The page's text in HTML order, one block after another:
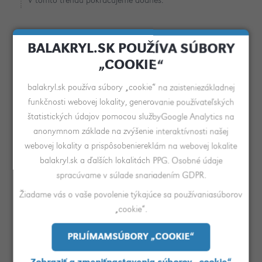
Raketový vzostup vodou
riediteľných náterov
BALAKRYL.SK POUŽÍVA SÚBORY
„COOKIE“
balakryl.sk používa súbory „cookie“ na zaisteniezákladnej
funkčnosti webovej lokality, generovanie používateľských
štatistických údajov pomocou službyGoogle Analytics na
anonymnom základe na zvýšenie interaktívnosti našej
webovej lokality a prispôsobeniereklám na webovej lokalite
balakryl.sk a ďalších lokalitách PPG. Osobné údaje
spracúvame v súlade snariadením GDPR.
Žiadame vás o vaše povolenie týkajúce sa používaniasúborov
„cookie“.
PRIJÍMAMSÚBORY „COOKIE“